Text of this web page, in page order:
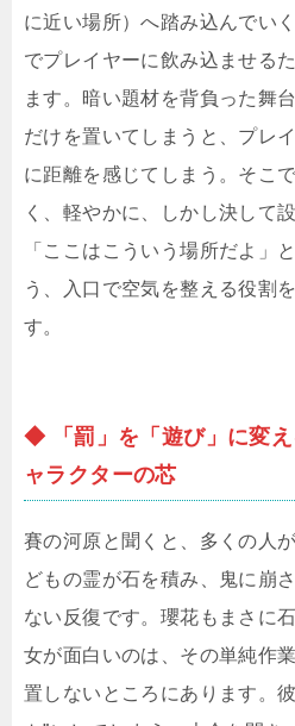
に近い場所）へ踏み込んでい
でプレイヤーに飲み込ませる
ます。暗い題材を背負った舞
だけを置いてしまうと、プレ
に距離を感じてしまう。そこ
く、軽やかに、しかし決して
「ここはこういう場所だよ」
う、入口で空気を整える役割
す。
◆ 「罰」を「遊び」に変
ャラクターの芯
賽の河原と聞くと、多くの人
どもの霊が石を積み、鬼に崩
ない反復です。瓔花もまさに
女が面白いのは、その単純作
置しないところにあります。